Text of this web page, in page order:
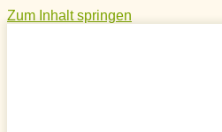
Zum Inhalt springen